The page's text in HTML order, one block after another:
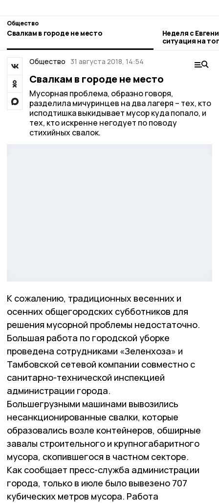
Общество
Свалкам в городе не место
Неделя с
ситуация на
городе и
Общество
31 августа 2018, 14:54
Свалкам в городе не место
Мусорная проблема, образно говоря,
разделила мичуринцев на два лагеря – тех, кто
исподтишка выкидывает мусор куда попало, и
тех, кто искренне негодует по поводу
стихийных свалок.
К сожалению, традиционных весенних и
осенних общегородских субботников для
решения мусорной проблемы недостаточно.
Большая работа по городской уборке
проведена сотрудниками «Зеленхоза» и
Тамбовской сетевой компании совместно с
санитарно-технической инспекцией
администрации города.
Большегрузными машинами вывозились
несанкционированные свалки, которые
образовались возле контейнеров, обширные
завалы строительного и крупногабаритного
мусора, скопившегося в частном секторе.
Как сообщает пресс-служба администрации
города, только в июле было вывезено 707
кубических метров мусора. Работа